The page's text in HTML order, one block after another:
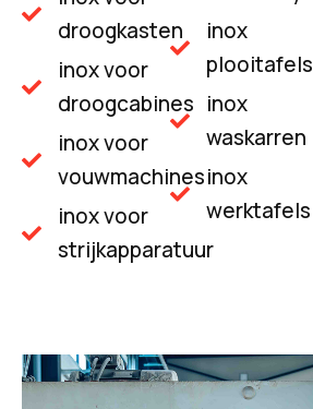
droogkasten
inox voor
droogcabines
inox voor
vouwmachines
inox voor
strijkapparatuur
inox
plooitafels
inox
waskarren
inox
werktafels